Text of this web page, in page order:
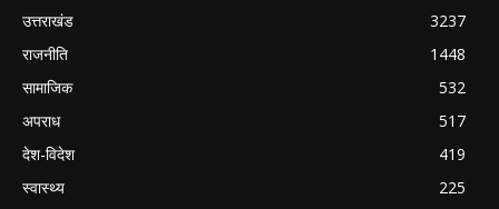
उत्तराखंड
3237
राजनीति
1448
सामाजिक
532
अपराध
517
देश-विदेश
419
स्वास्थ्य
225